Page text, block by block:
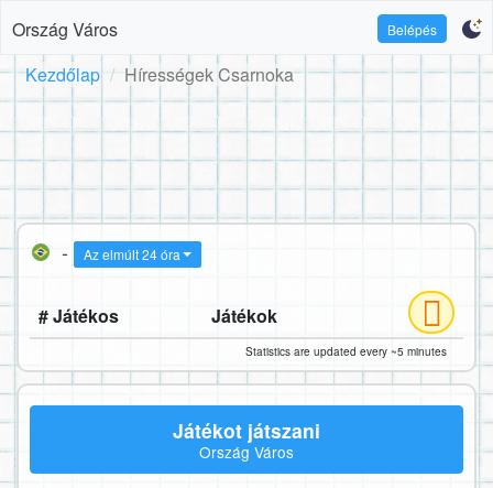
Ország Város Belépés
Kezdőlap Hírességek Csarnoka
- Az elmúlt 24 óra
# Játékos Játékok
Statistics are updated every ~5 minutes
Játékot játszani
Ország Város